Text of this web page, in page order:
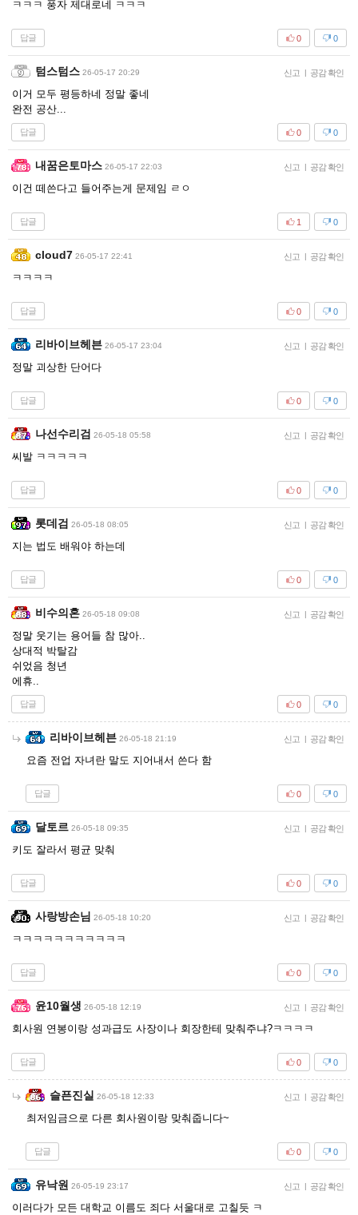
ㅋㅋㅋ 풍자 제대로네 ㅋㅋㅋ
답글 0
0
텀스텀스 26-05-17 20:29 신고 공감 확인
이거 모두 평등하네 정말 좋네
완전 공산...
답글 0
0
내꿈은토마스 26-05-17 22:03 신고 공감 확인
이건 떼쓴다고 들어주는게 문제임 ㄹㅇ
답글 0
1
cloud7 26-05-17 22:41 신고 공감 확인
ㅋㅋㅋㅋ
답글 0
0
리바이브헤븐 26-05-17 23:04 신고 공감 확인
정말 괴상한 단어다
답글 0
0
나선수리검 26-05-18 05:58 신고 공감 확인
씨발 ㅋㅋㅋㅋㅋ
답글 0
0
롯데검 26-05-18 08:05 신고 공감 확인
지는 법도 배워야 하는데
답글 0
0
비수의혼 26-05-18 09:08 신고 공감 확인
정말 웃기는 용어들 참 많아..
상대적 박탈감
쉬었음 청년
에휴..
답글 0
0
리바이브헤븐 26-05-18 21:19 신고 공감 확인
요즘 전업 자녀란 말도 지어내서 쓴다 함
답글 0
0
달토르 26-05-18 09:35 신고 공감 확인
키도 잘라서 평균 맞춰
답글 0
0
사랑방손님 26-05-18 10:20 신고 공감 확인
ㅋㅋㅋㅋㅋㅋㅋㅋㅋㅋㅋ
답글 0
0
윤10월생 26-05-18 12:19 신고 공감 확인
회사원 연봉이랑 성과급도 사장이나 회장한테 맞춰주냐?ㅋㅋㅋㅋ
답글 0
0
슬픈진실 26-05-18 12:33 신고 공감 확인
최저임금으로 다른 회사원이랑 맞춰줍니다~
답글 0
0
유낙원 26-05-19 23:17 신고 공감 확인
이러다가 모든 대학교 이름도 죄다 서울대로 고칠듯 ㅋ